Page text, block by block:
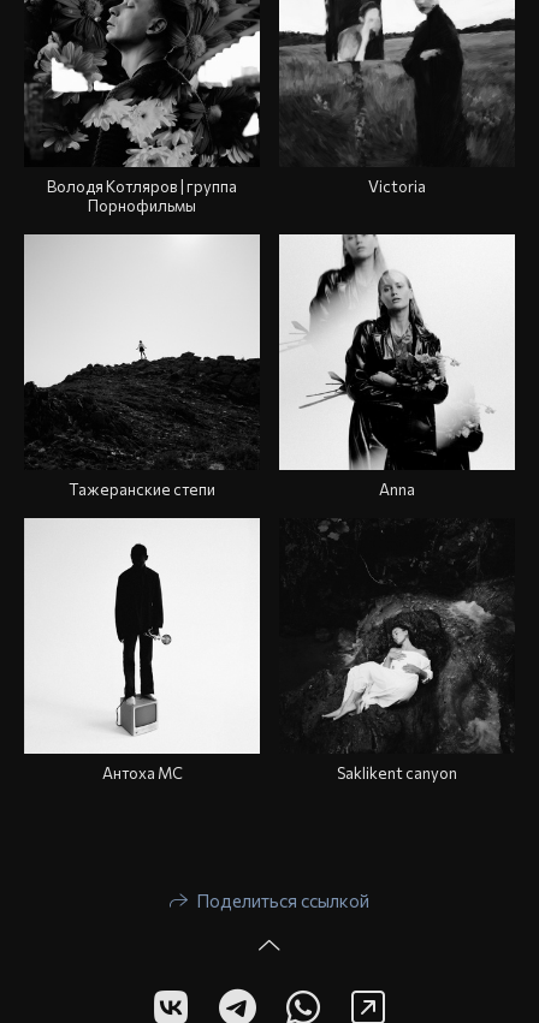
Володя Котляров | группа
Порнофильмы
Victoria
Тажеранские степи Anna
Антоха МС Saklikent canyon
Поделиться ссылкой